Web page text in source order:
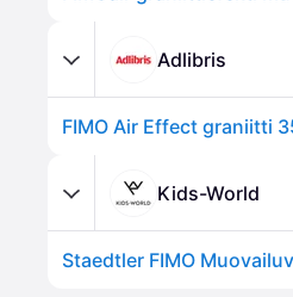
Adlibris
FIMO Air Effect graniitti
Kids-World